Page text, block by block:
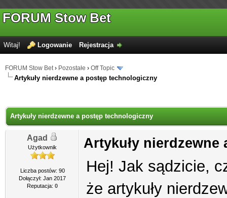
FORUM Stow Bet
Witaj! Logowanie Rejestracja
FORUM Stow Bet› Pozostałe › Off Topic
Artykuły nierdzewne a postęp technologiczny
Artykuły nierdzewne a postęp technologiczny
Agad
Użytkownik
Liczba postów: 90
Dołączył: Jan 2017
Reputacja: 0
Artykuły
Hej! Jak sądzicie,
że artykuły